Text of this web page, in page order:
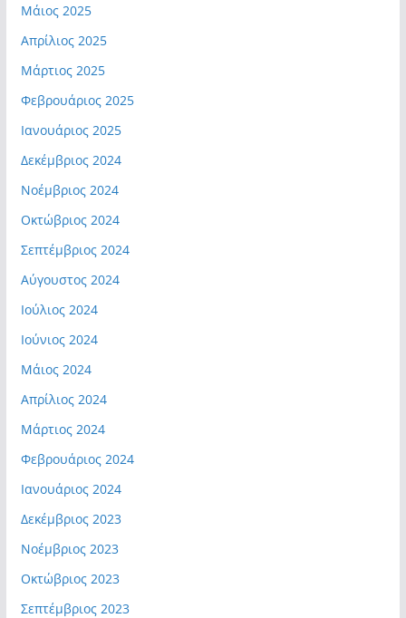
Μάιος 2025
Απρίλιος 2025
Μάρτιος 2025
Φεβρουάριος 2025
Ιανουάριος 2025
Δεκέμβριος 2024
Νοέμβριος 2024
Οκτώβριος 2024
Σεπτέμβριος 2024
Αύγουστος 2024
Ιούλιος 2024
Ιούνιος 2024
Μάιος 2024
Απρίλιος 2024
Μάρτιος 2024
Φεβρουάριος 2024
Ιανουάριος 2024
Δεκέμβριος 2023
Νοέμβριος 2023
Οκτώβριος 2023
Σεπτέμβριος 2023